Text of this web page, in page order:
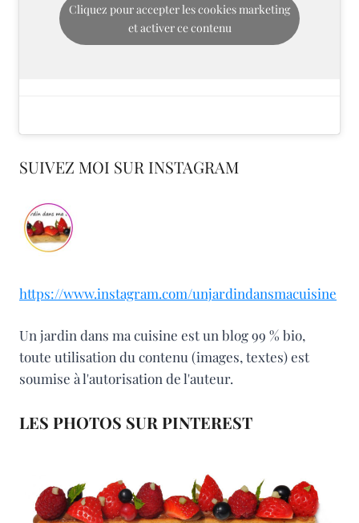
Cliquez pour accepter les cookies marketing
et activer ce contenu
SUIVEZ MOI SUR INSTAGRAM
https://www.instagram.com/unjardindansmacuisine
Un jardin dans ma cuisine est un blog 99 % bio,
toute utilisation du contenu (images, textes) est
soumise à l'autorisation de l'auteur.
LES PHOTOS SUR PINTEREST